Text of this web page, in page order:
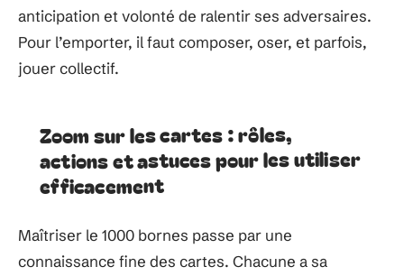
anticipation et volonté de ralentir ses adversaires.
Pour l’emporter, il faut composer, oser, et parfois,
jouer collectif.
Zoom sur les cartes : rôles,
actions et astuces pour les utiliser
efficacement
Maîtriser le 1000 bornes passe par une
connaissance fine des cartes. Chacune a sa